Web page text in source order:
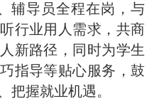
辅导员全程在岗，与
行业用人需求，共商
新路径，同时为学生
指导等贴心服务，鼓
把握就业机遇。